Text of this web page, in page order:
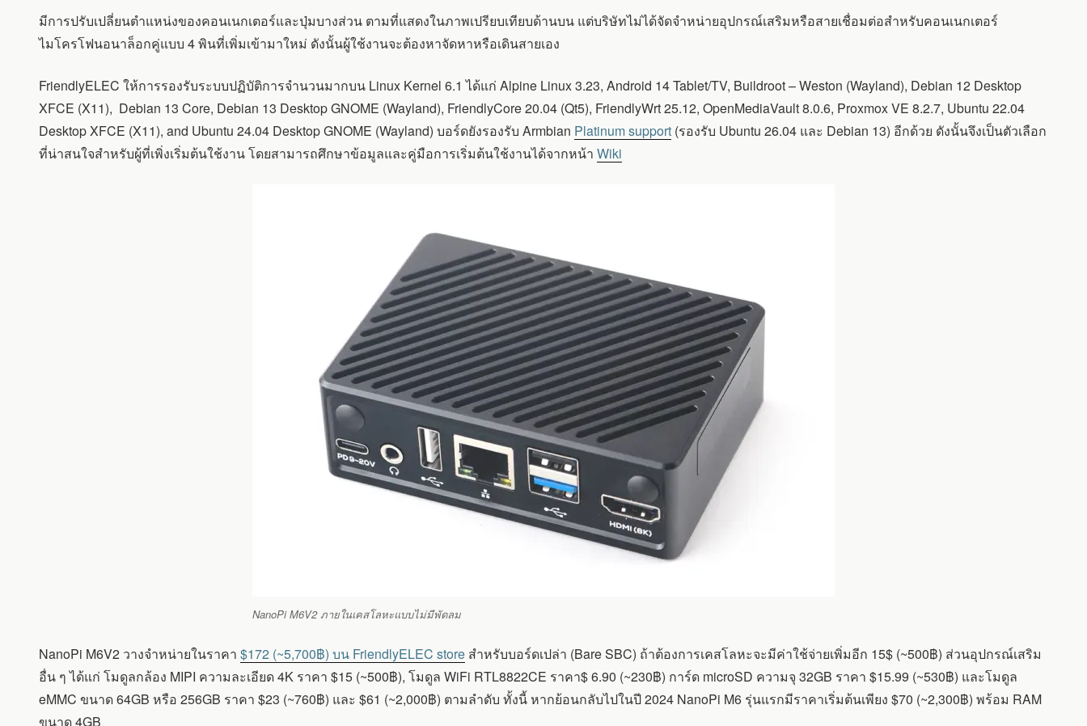
มีการปรับเปลี่ยนตำแหน่งของคอนเนกเตอร์และปุ่มบางส่วน ตามที่แสดงในภาพเปรียบเทียบด้านบน แต่บริษัทไม่ได้จัดจำหน่ายอุปกรณ์เสริมหรือสายเชื่อมต่อสำหรับคอนเนกเตอร์
ไมโครโฟนอนาล็อกคู่แบบ 4 พินที่เพิ่มเข้ามาใหม่ ดังนั้นผู้ใช้งานจะต้องหาจัดหาหรือเดินสายเอง
FriendlyELEC ให้การรองรับระบบปฏิบัติการจำนวนมากบน Linux Kernel 6.1 ได้แก่ Alpine Linux 3.23, Android 14 Tablet/TV, Buildroot – Weston (Wayland), Debian 12 Desktop
XFCE (X11), Debian 13 Core, Debian 13 Desktop GNOME (Wayland), FriendlyCore 20.04 (Qt5), FriendlyWrt 25.12, OpenMediaVault 8.0.6, Proxmox VE 8.2.7, Ubuntu 22.04
Desktop XFCE (X11), and Ubuntu 24.04 Desktop GNOME (Wayland) บอร์ดยังรองรับ Armbian Platinum support (รองรับ Ubuntu 26.04 และ Debian 13) อีกด้วย ดังนั้นจึงเป็นตัวเลือก
ที่น่าสนใจสำหรับผู้ที่เพิ่งเริ่มต้นใช้งาน โดยสามารถศึกษาข้อมูลและคู่มือการเริ่มต้นใช้งานได้จากหน้า Wiki
NanoPi M6V2 ภายในเคสโลหะแบบไม่มีพัดลม
NanoPi M6V2 วางจำหน่ายในราคา $172 (~5,700฿) บน FriendlyELEC store สำหรับบอร์ดเปล่า (Bare SBC) ถ้าต้องการเคสโลหะจะมีค่าใช้จ่ายเพิ่มอีก 15$ (~500฿) ส่วนอุปกรณ์เสริม
อื่น ๆ ได้แก่ โมดูลกล้อง MIPI ความละเอียด 4K ราคา $15 (~500฿), โมดูล WiFi RTL8822CE ราคา$ 6.90 (~230฿) การ์ด microSD ความจุ 32GB ราคา $15.99 (~530฿) และโมดูล
eMMC ขนาด 64GB หรือ 256GB ราคา $23 (~760฿) และ $61 (~2,000฿) ตามลำดับ ทั้งนี้ หากย้อนกลับไปในปี 2024 NanoPi M6 รุ่นแรกมีราคาเริ่มต้นเพียง $70 (~2,300฿) พร้อม RAM
ขนาด 4GB